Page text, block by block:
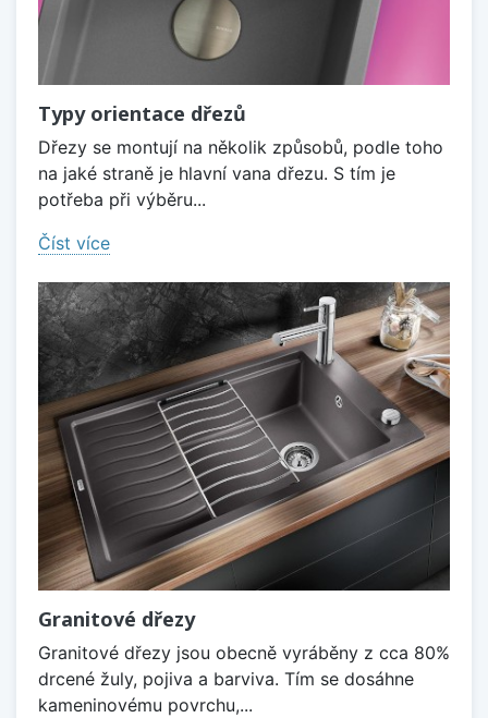
Typy orientace dřezů
Dřezy se montují na několik způsobů, podle toho
na jaké straně je hlavní vana dřezu. S tím je
potřeba při výběru...
Číst více
Granitové dřezy
Granitové dřezy jsou obecně vyráběny z cca 80%
drcené žuly, pojiva a barviva. Tím se dosáhne
kameninovému povrchu,...